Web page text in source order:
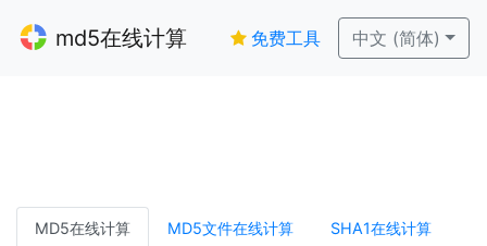
md5在线计算 免费工具 中文 (简体)
MD5在线计算 MD5文件在线计算 SHA1在线计算